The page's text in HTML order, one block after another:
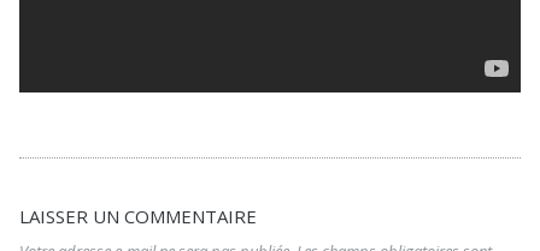
LAISSER UN COMMENTAIRE